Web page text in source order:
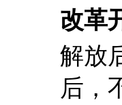
改革
解放
后，